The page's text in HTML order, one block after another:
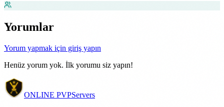
Yorumlar
Yorum yapmak için giriş yapın
Henüz yorum yok. İlk yorumu siz yapın!
ONLINE PVPServers